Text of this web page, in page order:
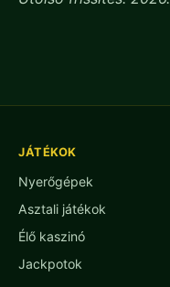
JÁTÉKOK
Nyerőgépek
Asztali játékok
Élő kaszinó
Jackpotok